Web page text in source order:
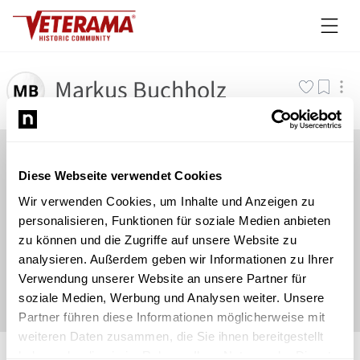
Diese Webseite verwendet Cookies
Wir verwenden Cookies, um Inhalte und Anzeigen zu
personalisieren, Funktionen für soziale Medien anbieten
zu können und die Zugriffe auf unsere Website zu
analysieren. Außerdem geben wir Informationen zu Ihrer
Verwendung unserer Website an unsere Partner für
soziale Medien, Werbung und Analysen weiter. Unsere
Partner führen diese Informationen möglicherweise mit
weiteren Daten zusammen, die Sie ihnen bereitgestellt
Markus Buchholz
©Newsload /System